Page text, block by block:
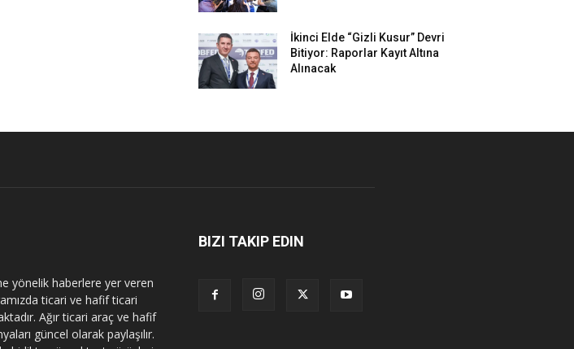
İkinci Elde “Gizli Kusur” Devri
Bitiyor: Raporlar Kayıt Altına
Alınacak
yönelik haberlere yer veren
ticari ve hafif ticari
Ağır ticari araç ve hafif
güncel olarak paylaşılır.
BIZI TAKIP EDIN